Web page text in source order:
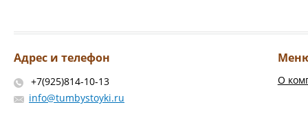
Адрес и телефон
+7(925)814-10-13
info@tumbystoyki.ru
О